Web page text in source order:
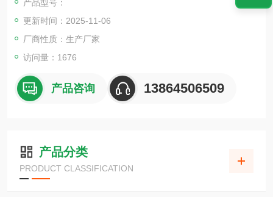
产品型号：
更新时间：2025-11-06
厂商性质：生产厂家
访问量：1676
产品咨询 13864506509
产品分类
PRODUCT CLASSIFICATION